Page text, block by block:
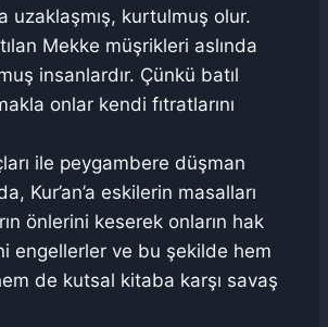
uzaklaşmış, kurtulmuş olur.
Mekke müşrikleri aslında
insanlardır. Çünkü batıl
onlar kendi fıtratlarını
ile peygambere düşman
Kur’an’a eskilerin masalları
önlerini keserek onların hak
engellerler ve bu şekilde hem
de kutsal kitaba karşı savaş